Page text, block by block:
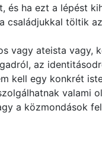
és ha ezt a lépést
családjukkal töltik
vagy ateista vagy,
az
kell egy konkrét
valami
a közmondások